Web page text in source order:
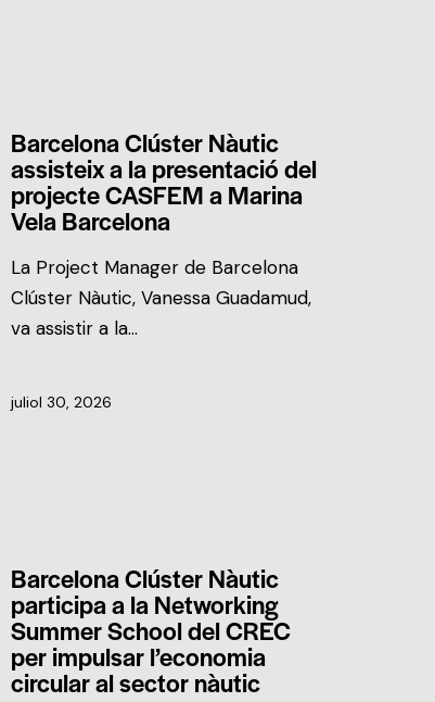
Barcelona Clúster Nàutic
assisteix a la presentació del
projecte CASFEM a Marina
Vela Barcelona
La Project Manager de Barcelona
Clúster Nàutic, Vanessa Guadamud,
va assistir a la…
juliol 30, 2026
Barcelona Clúster Nàutic
participa a la Networking
Summer School del CREC
per impulsar l’economia
circular al sector nàutic